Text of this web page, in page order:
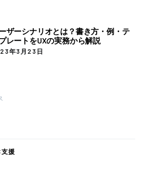
ザーシナリオとは？書き方・例・テ
レートをUXの実務から解説
年3月23日
援